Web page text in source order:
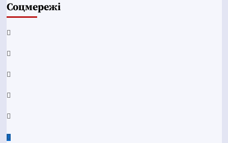
Соцмережі
Facebook
YouTube
Telegram
Instagram
Twitter
Google